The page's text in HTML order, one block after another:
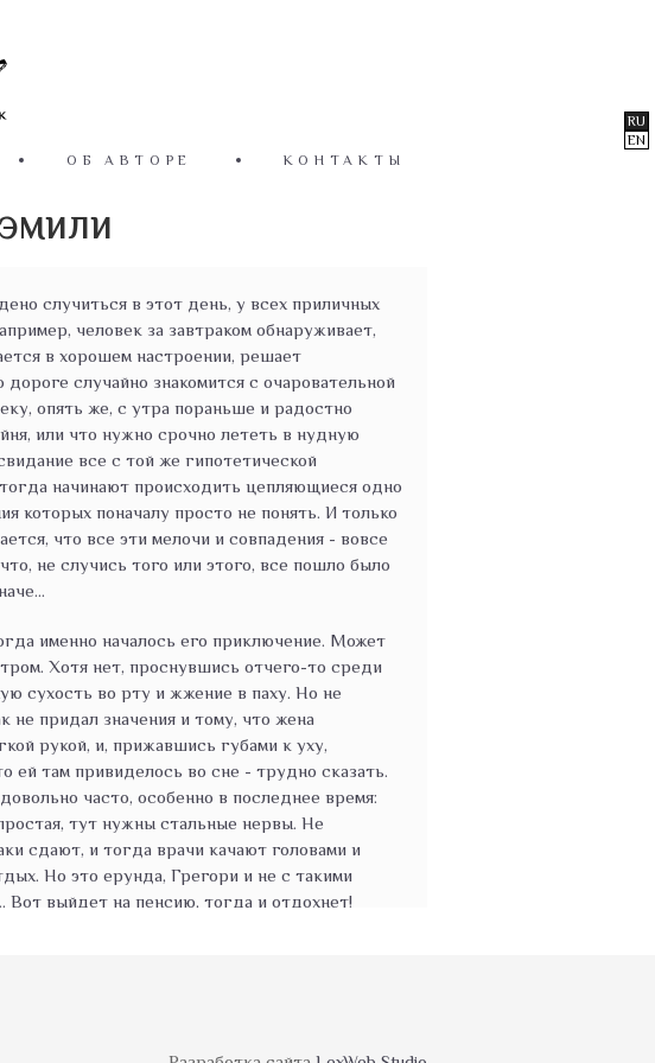
ОБ АВТОРЕ КОНТАКТЫ
ЭМИЛИ
случиться в этот день, у всех приличных
человек за завтраком обнаруживает,
в хорошем настроении, решает
случайно знакомится с очаровательной
опять же, с утра пораньше и радостно
или что нужно срочно лететь в нудную
все с той же гипотетической
начинают происходить цепляющиеся одно
которых поначалу просто не понять. И только
что все эти мелочи и совпадения - вовсе
не случись того или этого, все пошло было
именно началось его приключение. Может
Хотя нет, проснувшись отчего-то среди
сухость во рту и жжение в паху. Но не
не придал значения и тому, что жена
рукой, и, прижавшись губами к уху,
ей там привиделось во сне - трудно сказать.
часто, особенно в последнее время:
тут нужны стальные нервы. Не
сдают, и тогда врачи качают головами и
Но это ерунда, Грегори и не с такими
Вот выйдет на пенсию, тогда и отдохнет!
ждать было бы просто некорректно. Только в
случайно надел какие-то тесные и
RU
EN